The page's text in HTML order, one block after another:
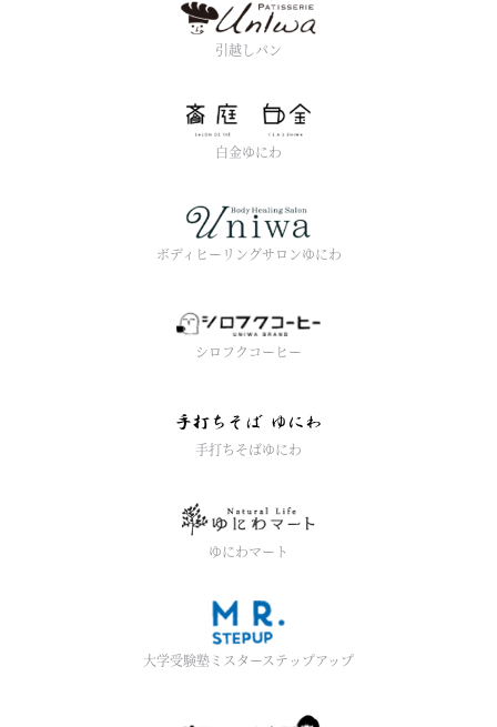
引越しパン
白金ゆにわ
ボディヒーリングサロンゆにわ
シロフクコーヒー
手打ちそばゆにわ
ゆにわマート
大学受験塾ミスターステップアップ